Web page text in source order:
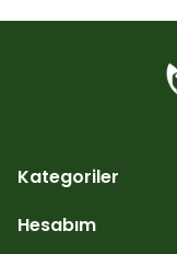
Kategoriler
Hesabım